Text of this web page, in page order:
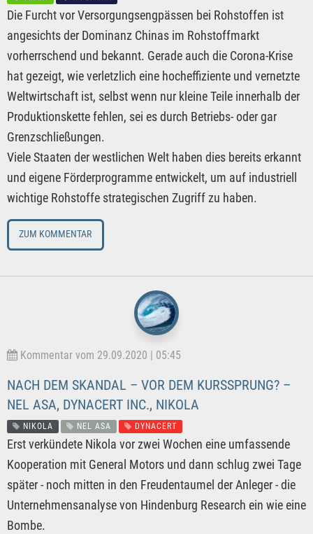
Die Furcht vor Versorgungsengpässen bei Rohstoffen ist
angesichts der Dominanz Chinas im Rohstoffmarkt
vorherrschend und bekannt. Gerade auch die Corona-Krise
hat gezeigt, wie verletzlich eine hocheffiziente und vernetzte
Weltwirtschaft ist, selbst wenn nur kleine Teile innerhalb der
Produktionskette fehlen, sei es durch Betriebs- oder gar
Grenzschließungen.
Viele Staaten der westlichen Welt haben dies bereits erkannt
und eigene Förderprogramme entwickelt, um auf industriell
wichtige Rohstoffe strategischen Zugriff zu haben.
ZUM KOMMENTAR
Kommentar vom 29.09.2020 | 05:45
NACH DEM SKANDAL – VOR DEM KURSSPRUNG? –
NEL ASA, DYNACERT INC., NIKOLA
NIKOLA NEL ASA DYNACERT
Erst verkündete Nikola vor zwei Wochen eine umfassende
Kooperation mit General Motors und dann schlug zwei Tage
später - noch mitten in den Freudentaumel der Anleger - die
Unternehmensanalyse von Hindenburg Research ein wie eine
Bombe.